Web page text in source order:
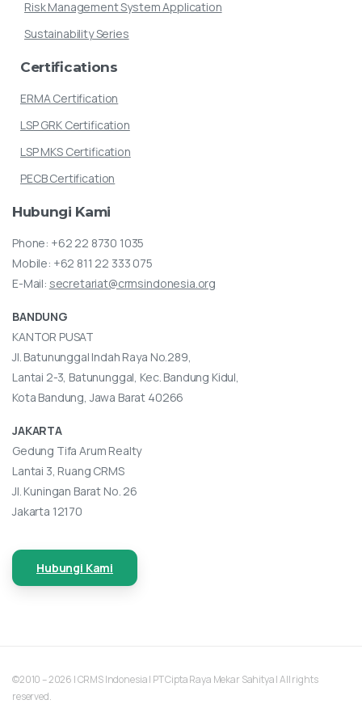
Risk Management System Application
Sustainability Series
Certifications
ERMA Certification
LSP GRK Certification
LSP MKS Certification
PECB Certification
Hubungi Kami
Phone: +62 22 8730 1035
Mobile: +62 811 22 333 075
E-Mail: secretariat@crmsindonesia.org
BANDUNG
KANTOR PUSAT
Jl. Batununggal Indah Raya No.289,
Lantai 2-3, Batununggal, Kec. Bandung Kidul,
Kota Bandung, Jawa Barat 40266
JAKARTA
Gedung Tifa Arum Realty
Lantai 3, Ruang CRMS
Jl. Kuningan Barat No. 26
Jakarta 12170
Hubungi Kami
©2010 – 2026 | CRMS Indonesia | PT Cipta Raya Mekar Sahitya | All rights
reserved.